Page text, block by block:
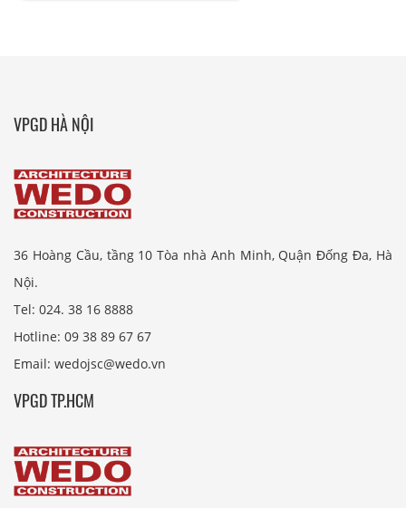
VPGD HÀ NỘI
36 Hoàng Cầu, tầng 10 Tòa nhà Anh Minh, Quận Đống Đa, Hà
Nội.
Tel: 024. 38 16 8888
Hotline: 09 38 89 67 67
Email: wedojsc@wedo.vn
VPGD TP.HCM